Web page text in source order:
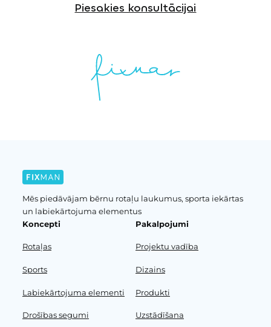
Piesakies konsultācijai
Mēs piedāvājam bērnu rotaļu laukumus, sporta iekārtas
un labiekārtojuma elementus
Koncepti
Rotaļas
Sports
Labiekārtojuma elementi
Drošības segumi
Pakalpojumi
Projektu vadība
Dizains
Produkti
Uzstādīšana